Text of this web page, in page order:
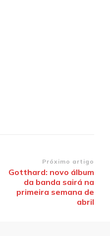
Próximo artigo
Gotthard: novo álbum
da banda sairá na
primeira semana de
abril